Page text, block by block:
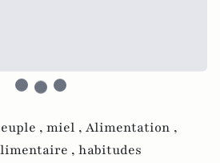
, miel , Alimentation ,
, habitudes